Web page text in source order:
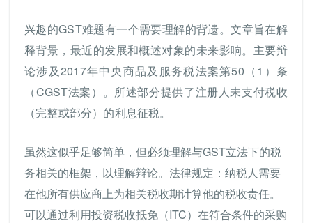
兴趣的GST难题有一个需要理解的背遗。文章旨在解
释背景，最近的发展和概述对象的未来影响。主要辩
论涉及2017年中央商品及服务税法案第50（1）条
（CGST法案）。所述部分提供了注册人未支付税收
（完整或部分）的利息征税。
虽然这似乎足够简单，但必须理解与GST立法下的税
务相关的框架，以理解辩论。法律规定：纳税人需要
在他所有供应商上为相关税收期计算他的税收责任。
可以通过利用投资税收抵免（ITC）在符合条件的采购